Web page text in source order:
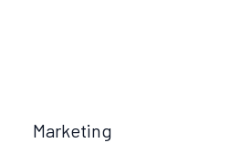
Marketing